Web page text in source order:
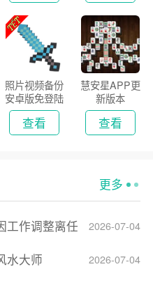
照片视频备份
安卓版免登陆
版
查看
慧安星APP更
新版本
查看
更多
2026-07-04
工作调整离任
2026-07-04
水大师